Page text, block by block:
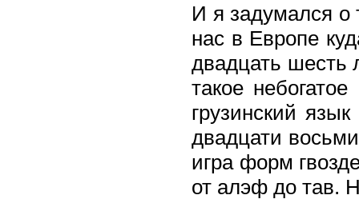
И я задумался о
нас в Европе
двадцать шесть
такое
грузинский
двадцати
игра форм
от алэф до тав.